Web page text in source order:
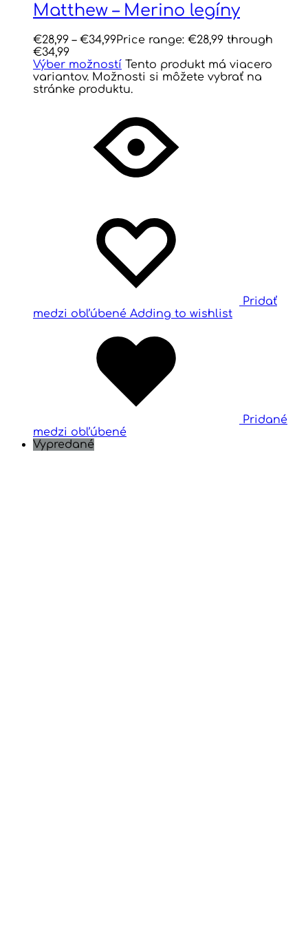
Matthew – Merino legíny
€28,99 – €34,99Price range: €28,99 through
€34,99
Výber možností Tento produkt má viacero
variantov. Možnosti si môžete vybrať na
stránke produktu.
Pridať
medzi obľúbené Adding to wishlist
Pridané
medzi obľúbené
Vypredané